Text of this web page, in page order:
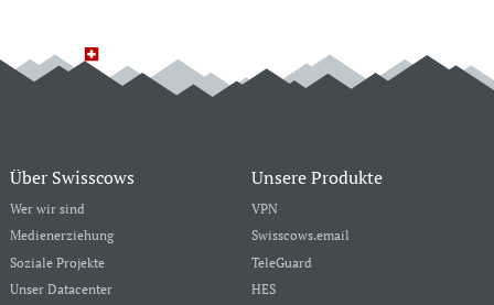
Über Swisscows
Wer wir sind
Medienerziehung
Soziale Projekte
Unser Datacenter
Unsere Produkte
VPN
Swisscows.email
TeleGuard
HES